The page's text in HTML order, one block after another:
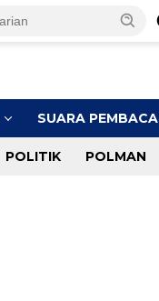
SUARA PEMBACA
POLITIK POLMAN